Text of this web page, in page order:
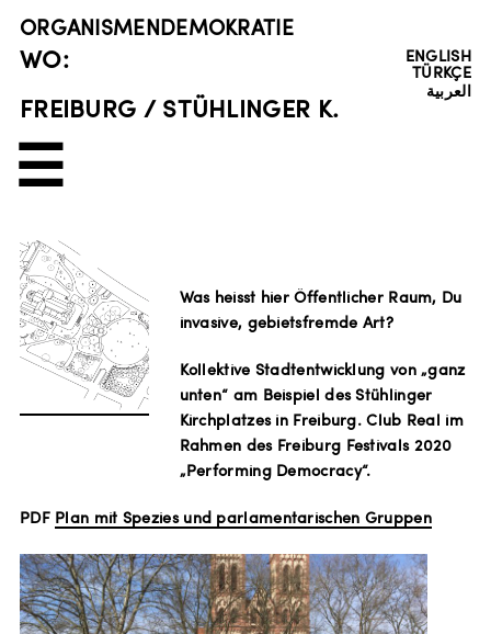
ORGANISMENDEMOKRATIE
WO:
FREIBURG / STÜHLINGER K.
☰
ENGLISH
TÜRKÇE
العربية
Was heisst hier Öffentlicher Raum, Du
invasive, gebietsfremde Art?
Kollektive Stadtentwicklung von „ganz
unten“ am Beispiel des Stühlinger
Kirchplatzes in Freiburg. Club Real im
Rahmen des Freiburg Festivals 2020
„Performing Democracy“.
PDF Plan mit Spezies und parlamentarischen Gruppen